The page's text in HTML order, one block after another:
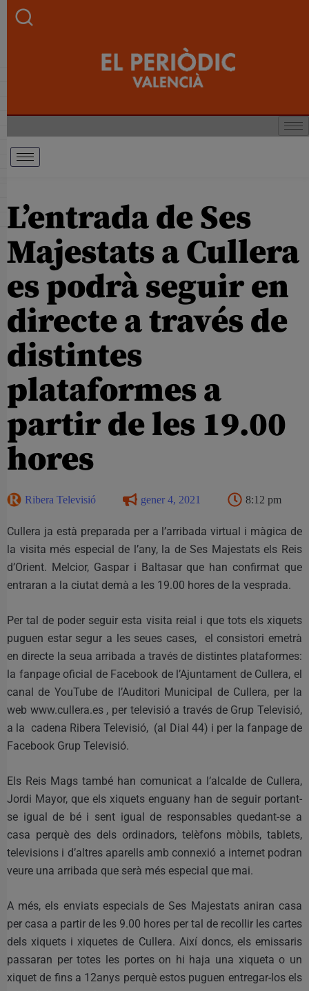
L’entrada de Ses
Majestats a Cullera
es podrà seguir en
directe a través de
distintes
plataformes a
partir de les 19.00
hores
Ribera Televisió gener 4, 2021 8:12 pm
Cullera ja està preparada per a l’arribada virtual i màgica de
la visita més especial de l’any, la de Ses Majestats els Reis
d’Orient. Melcior, Gaspar i Baltasar que han confirmat que
entraran a la ciutat demà a les 19.00 hores de la vesprada.
Per tal de poder seguir esta visita reial i que tots els xiquets
puguen estar segur a les seues cases, el consistori emetrà
en directe la seua arribada a través de distintes plataformes:
la fanpage oficial de Facebook de l’Ajuntament de Cullera, el
canal de YouTube de l’Auditori Municipal de Cullera, per la
web www.cullera.es , per televisió a través de Grup Televisió,
a la cadena Ribera Televisió, (al Dial 44) i per la fanpage de
Facebook Grup Televisió.
Els Reis Mags també han comunicat a l’alcalde de Cullera,
Jordi Mayor, que els xiquets enguany han de seguir portant-
se igual de bé i sent igual de responsables quedant-se a
casa perquè des dels ordinadors, telèfons mòbils, tablets,
televisions i d’altres aparells amb connexió a internet podran
veure una arribada que serà més especial que mai.
A més, els enviats especials de Ses Majestats aniran casa
per casa a partir de les 9.00 hores per tal de recollir les cartes
dels xiquets i xiquetes de Cullera. Així doncs, els emissaris
passaran per totes les portes on hi haja una xiqueta o un
xiquet de fins a 12anys perquè estos puguen entregar-los els